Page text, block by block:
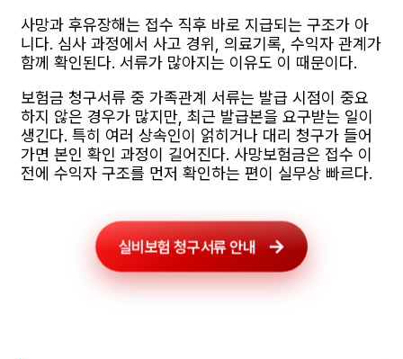
사망과 후유장해는 접수 직후 바로 지급되는 구조가 아
니다. 심사 과정에서 사고 경위, 의료기록, 수익자 관계가
함께 확인된다. 서류가 많아지는 이유도 이 때문이다.
보험금 청구서류 중 가족관계 서류는 발급 시점이 중요
하지 않은 경우가 많지만, 최근 발급본을 요구받는 일이
생긴다. 특히 여러 상속인이 얽히거나 대리 청구가 들어
가면 본인 확인 과정이 길어진다. 사망보험금은 접수 이
전에 수익자 구조를 먼저 확인하는 편이 실무상 빠르다.
실비보험 청구서류 안내